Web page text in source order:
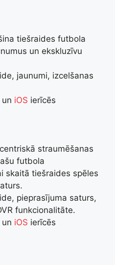
tiešraides futbola
un ekskluzīvu
jaunumi, izcelšanas
un iOS ierīcēs
straumēšanas
futbola
skaitā tiešraides spēles
pieprasījuma saturs,
funkcionalitāte.
un iOS ierīcēs